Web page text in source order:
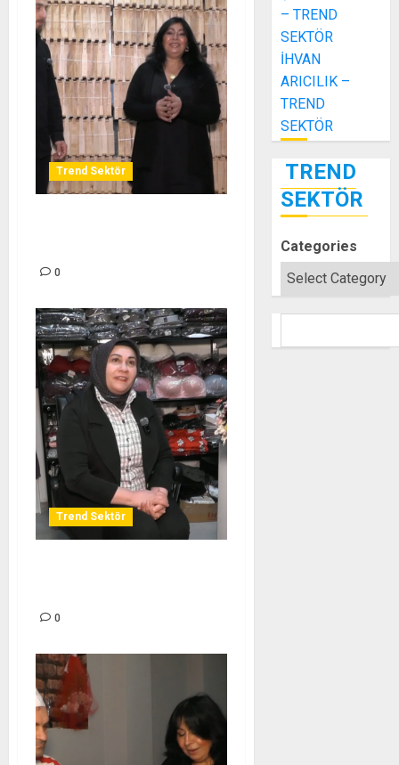
Trend Sektör
0
Trend Sektör
0
– TREND
SEKTÖR
İHVAN
ARICILIK –
TREND
SEKTÖR
TREND
SEKTÖR
Categories